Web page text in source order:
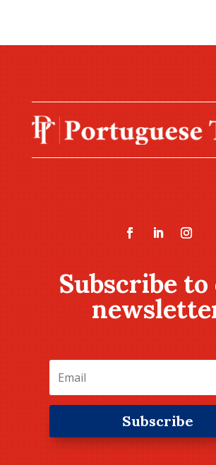
Subscribe
Subscribe